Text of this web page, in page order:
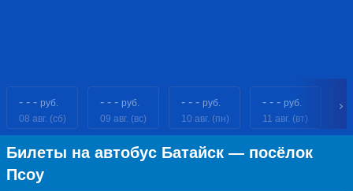
- - - руб.
08 авг. (сб)
- - - руб.
09 авг. (вс)
- - - руб.
10 авг. (пн)
- - - руб.
11 авг. (вт)
Билеты на автобус Батайск — посёлок
Псоу